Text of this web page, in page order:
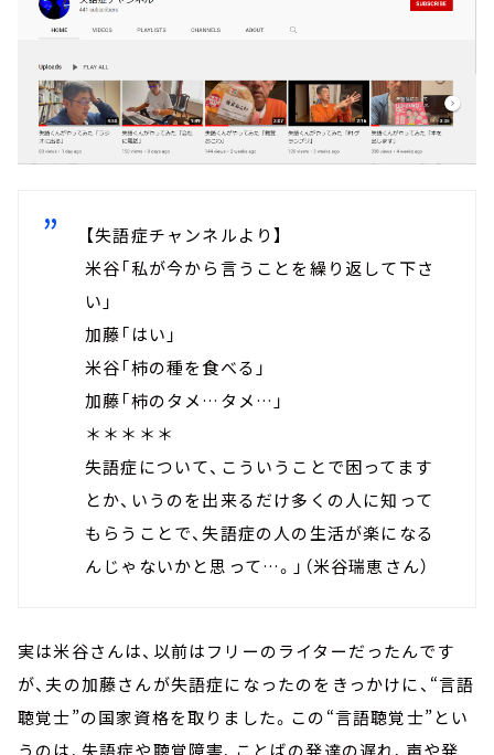
【失語症チャンネルより】
米谷「私が今から言うことを繰り返して下さ
い」
加藤「はい」
米谷「柿の種を食べる」
加藤「柿のタメ…タメ…」
＊＊＊＊＊
失語症について、こういうことで困ってます
とか、いうのを出来るだけ多くの人に知って
もらうことで、失語症の人の生活が楽になる
んじゃないかと思って…。」（米谷瑞恵さん）
実は米谷さんは、以前はフリーのライターだったんです
が、夫の加藤さんが失語症になったのをきっかけに、“言語
聴覚士”の国家資格を取りました。この“言語聴覚士”とい
うのは、失語症や聴覚障害、ことばの発達の遅れ、声や発